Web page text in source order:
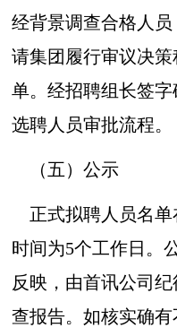
经背景调查合格人
请集团履行审议决
单。经招聘组长签
选聘人员审批流程。
（五）公示
正式拟聘人员名单
时间为5个工作日。
反映，由首讯公司
查报告。如核实确